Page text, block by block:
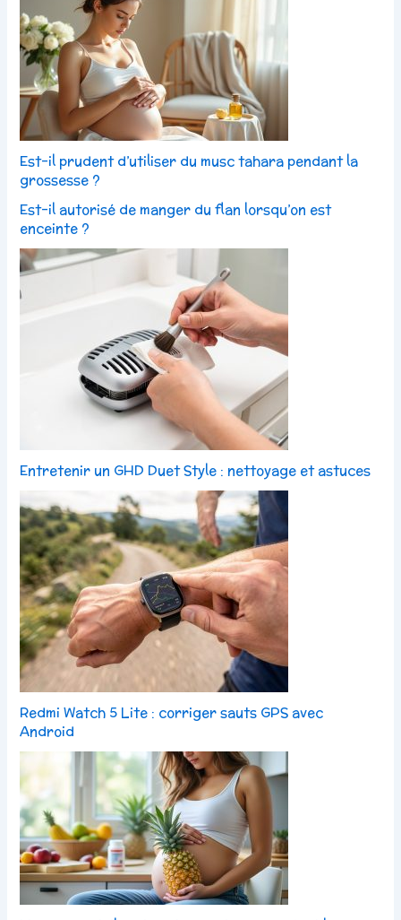
Est-il prudent d’utiliser du musc tahara pendant la
grossesse ?
Est-il autorisé de manger du flan lorsqu’on est
enceinte ?
Entretenir un GHD Duet Style : nettoyage et astuces
Redmi Watch 5 Lite : corriger sauts GPS avec
Android